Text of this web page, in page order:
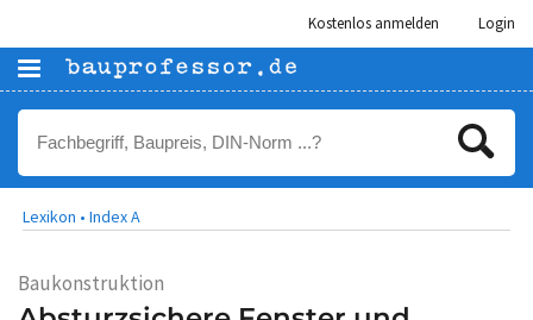
Kostenlos anmelden Login
Lexikon • Index A
Baukonstruktion